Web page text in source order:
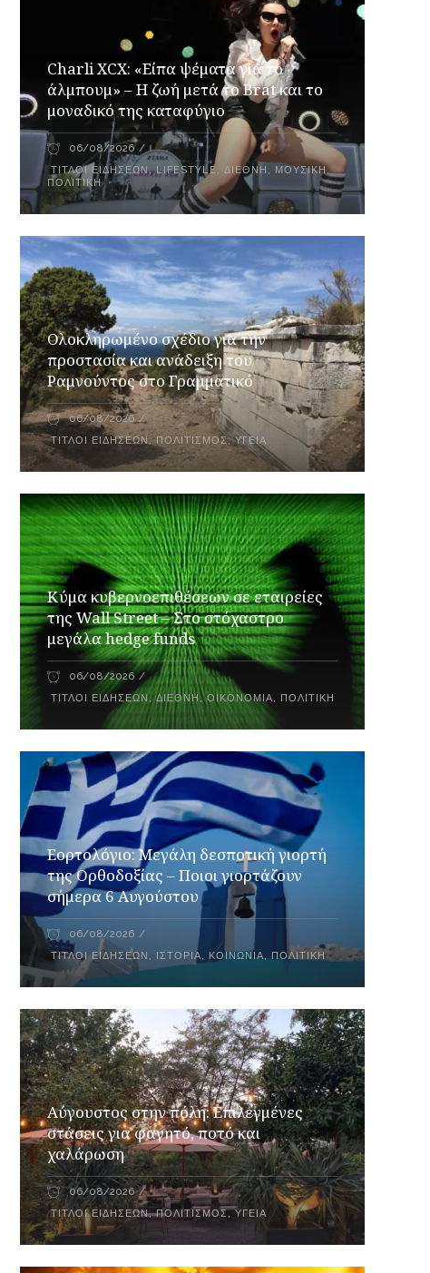
Charli XCX: «Είπα ψέματα για το
άλμπουμ» – Η ζωή μετά το Brat και το
μοναδικό της καταφύγιο
06/08/2026
ΤΊΤΛΟΙ ΕΙΔΉΣΕΩΝ,LIFESTYLE ,ΔΙΕΘΝΉ , ΜΟΥΣΙΚΉ,
ΠΟΛΙΤΙΚΉ
Ολοκληρωμένο σχέδιο για την
προστασία και ανάδειξη του
Ραμνούντος στο Γραμματικό
06/08/2026
ΤΊΤΛΟΙ ΕΙΔΉΣΕΩΝ,ΠΟΛΙΤΙΣΜΌΣ,ΥΓΕΊΑ
Κύμα κυβερνοεπιθέσεων σε εταιρείες
της Wall Street – Στο στόχαστρο
μεγάλα hedge funds
06/08/2026
ΤΊΤΛΟΙ ΕΙΔΉΣΕΩΝ ,ΔΙΕΘΝΉ ,ΟΙΚΟΝΟΜΊΑ, ΠΟΛΙΤΙΚΉ
Εορτολόγιο: Μεγάλη δεσποτική γιορτή
της Ορθοδοξίας – Ποιοι γιορτάζουν
σήμερα 6 Αυγούστου
06/08/2026
ΤΊΤΛΟΙ ΕΙΔΉΣΕΩΝ , ΙΣΤΟΡΊΑ, ΚΟΙΝΩΝΊΑ,ΠΟΛΙΤΙΚΉ
Αύγουστος στην πόλη: Επιλεγμένες
στάσεις για φαγητό, ποτό και
χαλάρωση
06/08/2026
ΤΊΤΛΟΙ ΕΙΔΉΣΕΩΝ,ΠΟΛΙΤΙΣΜΌΣ,ΥΓΕΊΑ